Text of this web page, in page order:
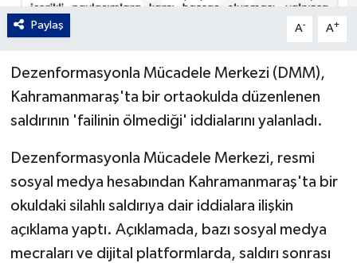
Paylaş A- A+
Dezenformasyonla Mücadele Merkezi (DMM),
Kahramanmaraş'ta bir ortaokulda düzenlenen
saldırının 'failinin ölmediği' iddialarını yalanladı.
Dezenformasyonla Mücadele Merkezi, resmi
sosyal medya hesabından Kahramanmaraş'ta bir
okuldaki silahlı saldırıya dair iddialara ilişkin
açıklama yaptı. Açıklamada, bazı sosyal medya
mecraları ve dijital platformlarda, saldırı sonrası